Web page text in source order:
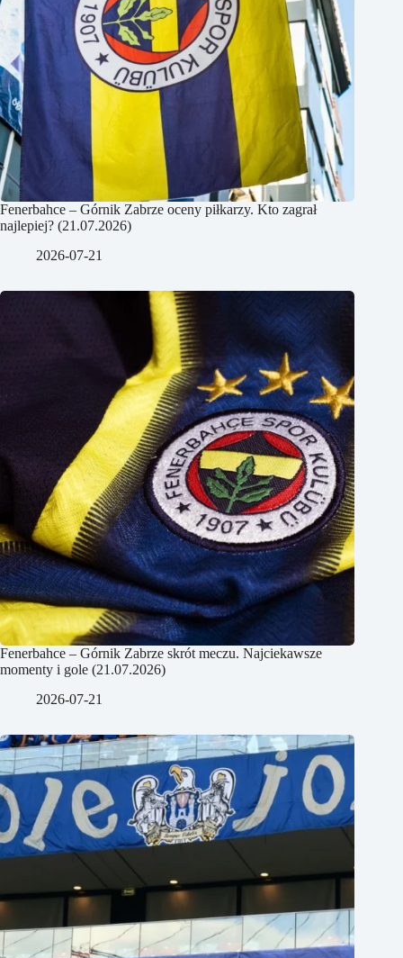
Fenerbahce – Górnik Zabrze oceny piłkarzy. Kto zagrał
najlepiej? (21.07.2026)
2026-07-21
Fenerbahce – Górnik Zabrze skrót meczu. Najciekawsze
momenty i gole (21.07.2026)
2026-07-21